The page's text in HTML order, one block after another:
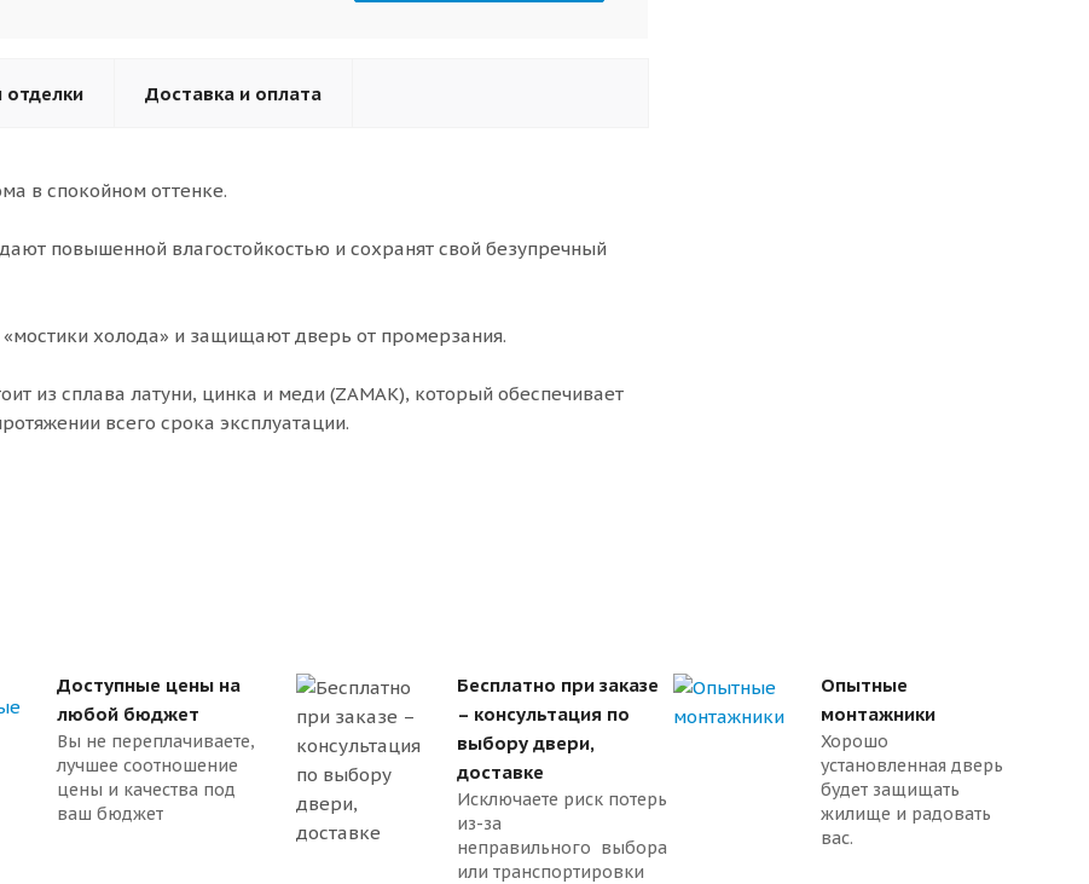
отделки Доставка и оплата
в спокойном оттенке.
повышенной влагостойкостью и сохранят свой безупречный
холода» и защищают дверь от промерзания.
из сплава латуни, цинка и меди (ZAMAK), который обеспечивает
всего срока эксплуатации.
Доступные цены на
любой бюджет
Вы не переплачиваете,
лучшее соотношение
цены и качества под
ваш бюджет
Бесплатно при заказе
– консультация по
выбору двери,
доставке
Исключаете риск потерь
из-за
неправильного выбора
или транспортировки
Опытные
монтажники
Хорошо
установленная дверь
будет защищать
жилище и радовать
вас.